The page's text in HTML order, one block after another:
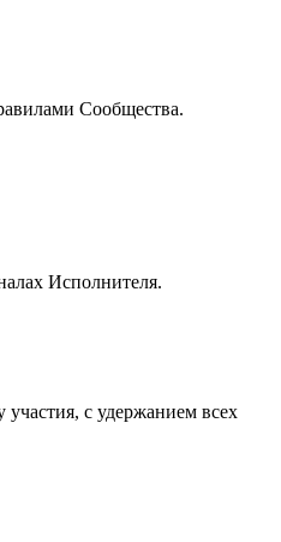
Сообщества.
Исполнителя.
с удержанием всех